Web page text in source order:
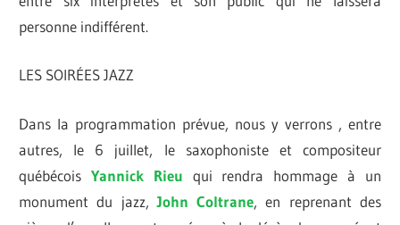
personne indifférent.
LES SOIRÉES JAZZ
Dans la programmation prévue, nous y verrons , entre
autres, le 6 juillet, le saxophoniste et compositeur
québécoisYannick Rieu qui rendra hommage à un
monument du jazz,John Coltrane, en reprenant des